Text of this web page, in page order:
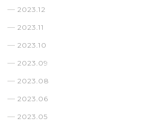
2023.12
2023.11
2023.10
2023.09
2023.08
2023.06
2023.05